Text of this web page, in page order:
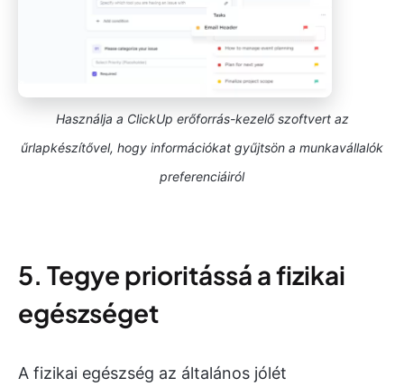
Használja a ClickUp erőforrás-kezelő szoftvert az
űrlapkészítővel, hogy információkat gyűjtsön a munkavállalók
preferenciáiról
5. Tegye prioritássá a fizikai
egészséget
A fizikai egészség az általános jólét